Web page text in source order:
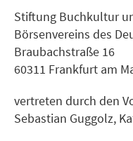
Stiftung Buchkultur
Börsenvereins des
Braubachstraße 16
60311 Frankfurt am
vertreten durch den
Sebastian Guggolz,